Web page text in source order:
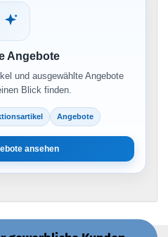
Angebote
und ausgewählte Angebote
Blick finden.
Angebote
ansehen